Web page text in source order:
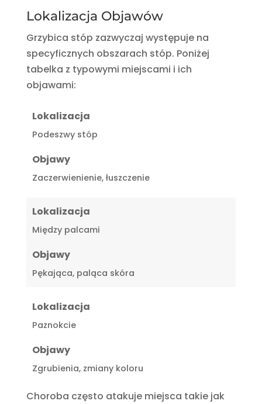
Lokalizacja Objawów
Grzybica stóp zazwyczaj występuje na
specyficznych obszarach stóp. Poniżej
tabelka z typowymi miejscami i ich
objawami:
Lokalizacja
Podeszwy stóp
Objawy
Zaczerwienienie, łuszczenie
Lokalizacja
Między palcami
Objawy
Pękająca, paląca skóra
Lokalizacja
Paznokcie
Objawy
Zgrubienia, zmiany koloru
Choroba często atakuje miejsca takie jak